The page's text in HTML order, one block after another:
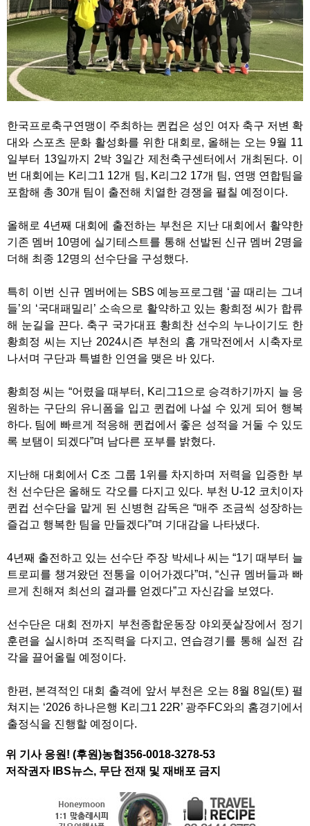
한국프로축구연맹이 주최하는 퀸컵은 성인 여자 축구 저변 확
대와 스포츠 문화 활성화를 위한 대회로, 올해는 오는 9월 11
일부터 13일까지 2박 3일간 제천축구센터에서 개최된다. 이
번 대회에는 K리그1 12개 팀, K리그2 17개 팀, 연맹 연합팀을
포함해 총 30개 팀이 출전해 치열한 경쟁을 펼칠 예정이다.
올해로 4년째 대회에 출전하는 부천은 지난 대회에서 활약한
기존 멤버 10명에 실기테스트를 통해 선발된 신규 멤버 2명을
더해 최종 12명의 선수단을 구성했다.
특히 이번 신규 멤버에는 SBS 예능프로그램 ‘골 때리는 그녀
들’의 ‘국대패밀리’ 소속으로 활약하고 있는 황희정 씨가 합류
해 눈길을 끈다. 축구 국가대표 황희찬 선수의 누나이기도 한
황희정 씨는 지난 2024시즌 부천의 홈 개막전에서 시축자로
나서며 구단과 특별한 인연을 맺은 바 있다.
황희정 씨는 “어렸을 때부터, K리그1으로 승격하기까지 늘 응
원하는 구단의 유니폼을 입고 퀸컵에 나설 수 있게 되어 행복
하다. 팀에 빠르게 적응해 퀸컵에서 좋은 성적을 거둘 수 있도
록 보탬이 되겠다”며 남다른 포부를 밝혔다.
지난해 대회에서 C조 그룹 1위를 차지하며 저력을 입증한 부
천 선수단은 올해도 각오를 다지고 있다. 부천 U-12 코치이자
퀸컵 선수단을 맡게 된 신병현 감독은 “매주 조금씩 성장하는
즐겁고 행복한 팀을 만들겠다”며 기대감을 나타냈다.
4년째 출전하고 있는 선수단 주장 박세나 씨는 “1기 때부터 늘
트로피를 챙겨왔던 전통을 이어가겠다”며, “신규 멤버들과 빠
르게 친해져 최선의 결과를 얻겠다”고 자신감을 보였다.
선수단은 대회 전까지 부천종합운동장 야외풋살장에서 정기
훈련을 실시하며 조직력을 다지고, 연습경기를 통해 실전 감
각을 끌어올릴 예정이다.
한편, 본격적인 대회 출격에 앞서 부천은 오는 8월 8일(토) 펼
쳐지는 ‘2026 하나은행 K리그1 22R’ 광주FC와의 홈경기에서
출정식을 진행할 예정이다.
위 기사 응원! (후원)농협356-0018-3278-53
저작권자 IBS뉴스, 무단 전재 및 재배포 금지